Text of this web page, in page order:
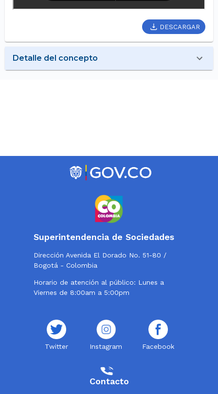
DESCARGAR
Detalle del concepto
Superintendencia de Sociedades
Dirección Avenida El Dorado No. 51-80 /
Bogotá - Colombia
Horario de atención al público: Lunes a
Viernes de 8:00am a 5:00pm
Twitter Instagram Facebook
Contacto